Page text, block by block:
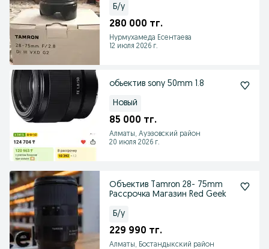
Б/у
280 000 тг.
Нурмухамеда Есентаева
12 июля 2026 г.
обьектив sony 50mm 1.8
Новый
85 000 тг.
Алматы, Ауэзовский район
20 июля 2026 г.
Объектив Tamron 28- 75mm
Рассрочка Магазин Red Geek
Б/у
229 990 тг.
Алматы, Бостандыкский район